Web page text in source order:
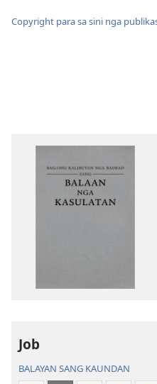
Copyright para sa sini nga
Job
BALAYAN SANG KAUNDAN